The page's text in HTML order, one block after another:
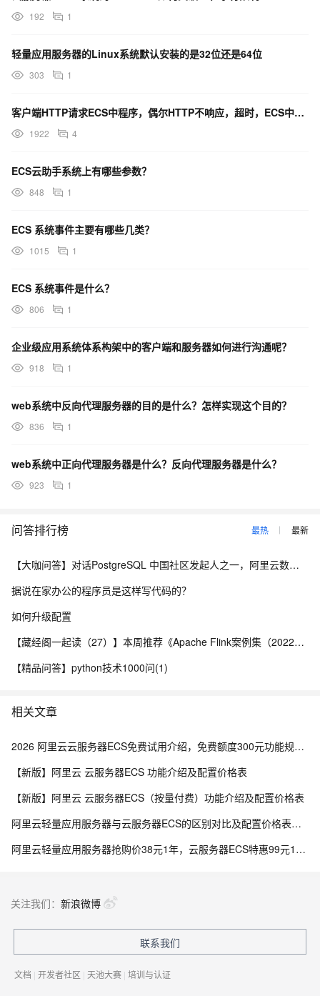
192 1
轻量应用服务器的Linux系统默认安装的是32位还是64位
303 1
客户端HTTP请求ECS中程序，偶尔HTTP不响应，超时，ECS中程序请求别的系统也会报请求超时
1922 4
ECS云助手系统上有哪些参数？
848 1
ECS 系统事件主要有哪些几类？
1015 1
ECS 系统事件是什么？
806 1
企业级应用系统体系构架中的客户端和服务器如何进行沟通呢？
918 1
web系统中反向代理服务器的目的是什么？怎样实现这个目的？
836 1
web系统中正向代理服务器是什么？反向代理服务器是什么？
923 1
问答排行榜 最热 最新
【大咖问答】对话PostgreSQL 中国社区发起人之一，阿里云数据库高级专家 德哥
据说在家办公的程序员是这样写代码的？
如何升级配置
【藏经阁一起读（27）】本周推荐《Apache Flink案例集（2022版）》，你有哪些心得？
【精品问答】python技术1000问(1)
相关文章
2026 阿里云云服务器ECS免费试用介绍，免费额度300元功能规则介绍
【新版】阿里云 云服务器ECS 功能介绍及配置价格表
【新版】阿里云 云服务器ECS（按量付费）功能介绍及配置价格表
阿里云轻量应用服务器与云服务器ECS的区别对比及配置价格表说明
阿里云轻量应用服务器抢购价38元1年，云服务器ECS特惠99元1年，区别与选购指南参考
关注我们： 新浪微博
联系我们
文档 | 开发者社区 | 天池大赛 | 培训与认证